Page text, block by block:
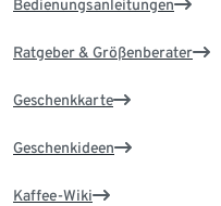
Bedienungsanleitungen
Ratgeber & Größenberater
Geschenkkarte
Geschenkideen
Kaffee-Wiki